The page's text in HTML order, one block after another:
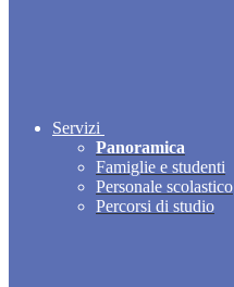
Servizi
Panoramica
Famiglie e studenti
Personale scolastico
Percorsi di studio